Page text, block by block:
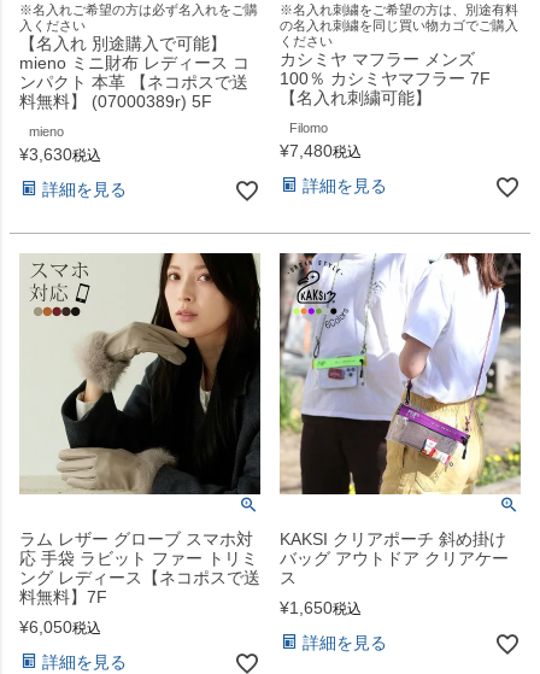
※名入れご希望の方は必ず名入れをご購
入ください
【名入れ 別途購入で可能】
mieno ミニ財布 レディース コ
ンパクト 本革 【ネコポスで送
料無料】 (07000389r) 5F
mieno
¥3,630税込
詳細を見る
※名入れ刺繍をご希望の方は、別途有料
の名入れ刺繍を同じ買い物カゴでご購入
ください
カシミヤ マフラー メンズ
100％ カシミヤマフラー 7F
【名入れ刺繍可能】
Filomo
¥7,480税込
詳細を見る
ラム レザー グローブ スマホ対
応 手袋 ラビット ファー トリミ
ング レディース【ネコポスで送
料無料】7F
¥6,050税込
詳細を見る
KAKSI クリアポーチ 斜め掛け
バッグ アウトドア クリアケー
ス
¥1,650税込
詳細を見る